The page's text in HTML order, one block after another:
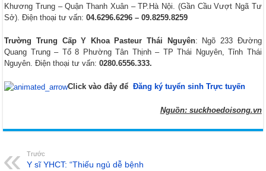
Khương Trung – Quận Thanh Xuân – TP.Hà Nội. (Gần Cầu Vượt Ngã Tư
Sở). Điện thoại tư vấn:04.6296.6296 – 09.8259.8259
Trường Trung Cấp Y Khoa Pasteur Thái Nguyên: Ngõ 233 Đường
Quang Trung – Tổ 8 Phường Tân Thịnh – TP Thái Nguyên, Tỉnh Thái
Nguyên. Điện thoại tư vấn:0280.6556.333.
Click vào đây đểĐăng ký tuyển sinh Trực tuyến
Nguồn: suckhoedoisong.vn
Trước
Y sĩ YHCT: “Thiếu ngủ dễ bệnh